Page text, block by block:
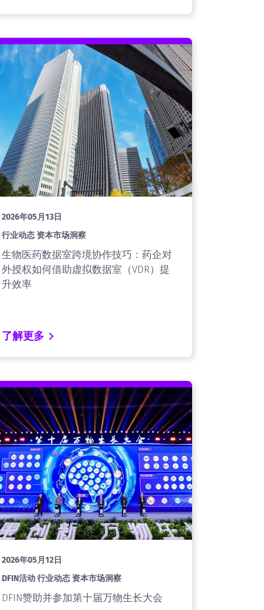
2026年05月13日
行业动态 资本市场洞察
生物医药数据室跨境协作技巧：药企对
外授权如何借助虚拟数据室（VDR）提
升效率
了解更多
2026年05月12日
DFIN活动 行业动态 资本市场洞察
DFIN赞助并参加第十届万物生长大会